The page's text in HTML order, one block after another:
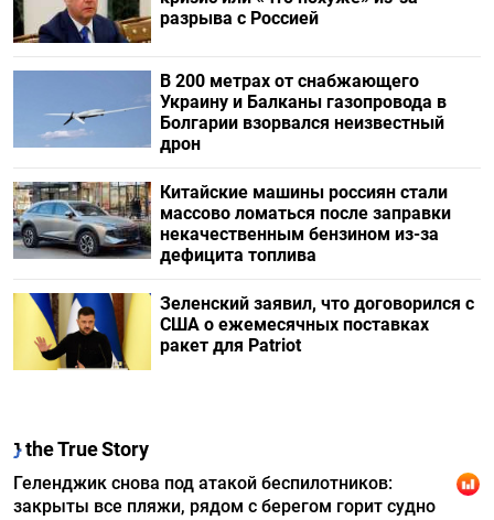
разрыва с Россией
В 200 метрах от снабжающего
Украину и Балканы газопровода в
Болгарии взорвался неизвестный
дрон
Китайские машины россиян стали
массово ломаться после заправки
некачественным бензином из-за
дефицита топлива
Зеленский заявил, что договорился с
США о ежемесячных поставках
ракет для Patriot